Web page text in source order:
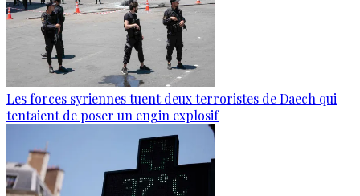
Les forces syriennes tuent deux terroristes de Daech qui
tentaient de poser un engin explosif